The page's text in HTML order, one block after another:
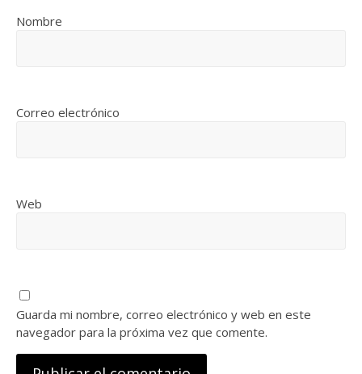
Nombre
Correo electrónico
Web
Guarda mi nombre, correo electrónico y web en este
navegador para la próxima vez que comente.